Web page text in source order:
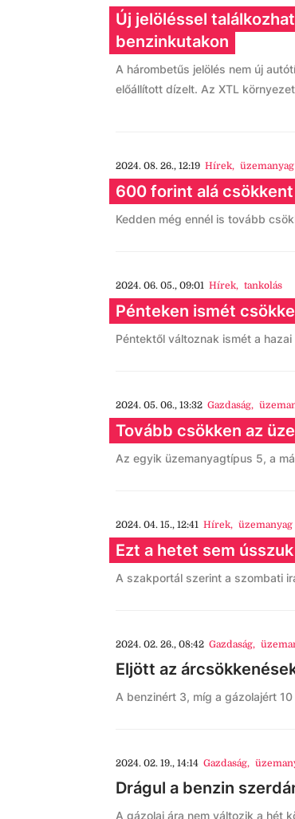
Új jelöléssel
benzinkutakon
A hárombetűs jelölés nem új
előállított dízelt. Az XTL
2024. 08. 26., 12:19 Hírek, üzemanyag
600 forint alá
Kedden még ennél is tovább
2024. 06. 05., 09:01 Hírek, tankolás
Pénteken ismét
Péntektől változnak ismét a
2024. 05. 06., 13:32 Gazdaság,
Tovább csökken az
Az egyik üzemanyagtípus 5, a
2024. 04. 15., 12:41 Hírek, üzemanyag
Ezt a hetet sem
A szakportál szerint a szombati
2024. 02. 26., 08:42 Gazdaság,
Eljött az
A benzinért 3, míg a gázolajért
2024. 02. 19., 14:14 Gazdaság,
Drágul a benzin
A gázolaj ára nem változik a hét